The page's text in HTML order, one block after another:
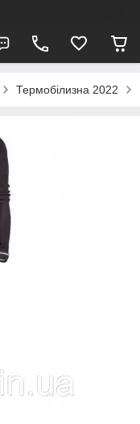
Термобілизна 2022